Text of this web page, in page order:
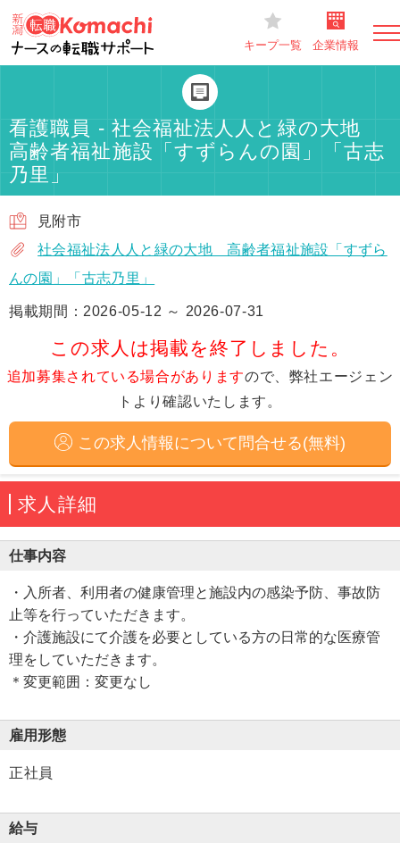
キープ一覧 企業情報
看護職員 - 社会福祉法人人と緑の大地
高齢者福祉施設「すずらんの園」「古志
乃里」
見附市
社会福祉法人人と緑の大地 高齢者福祉施設「すずら
んの園」「古志乃里」
掲載期間：2026-05-12 ～ 2026-07-31
この求人は掲載を終了しました。
追加募集されている場合がありますので、弊社エージェン
トより確認いたします。
この求人情報について問合せる(無料)
求人詳細
仕事内容
・入所者、利用者の健康管理と施設内の感染予防、事故防
止等を行っていただきます。
・介護施設にて介護を必要としている方の日常的な医療管
理をしていただきます。
＊変更範囲：変更なし
雇用形態
正社員
給与